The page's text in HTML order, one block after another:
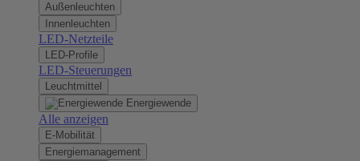
Außenleuchten
Innenleuchten
LED-Netzteile
LED-Profile
LED-Steuerungen
Leuchtmittel
Energiewende
Alle anzeigen
E-Mobilität
Energiemanagement